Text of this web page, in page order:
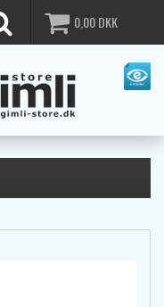
0,00DKK